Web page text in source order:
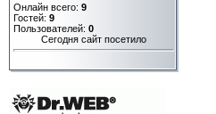
Онлайн всего: 9
Гостей: 9
Пользователей: 0
Сегодня сайт посетило